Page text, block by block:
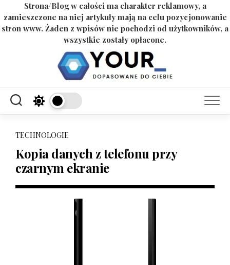
Strona/Blog w całości ma charakter reklamowy, a
zamieszczone na niej artykuły mają na celu pozycjonowanie
stron www. Żaden z wpisów nie pochodzi od użytkowników, a
wszystkie zostały opłacone.
TECHNOLOGIE
Kopia danych z telefonu przy
czarnym ekranie